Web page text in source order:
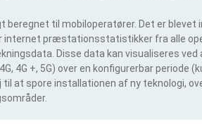
beregnet til mobiloperatører. Det er blevet
internet præstationsstatistikker fra alle
Disse data kan visualiseres
4G +, 5G) over en konfigurerbar periode
at spore installationen af ny teknologi,